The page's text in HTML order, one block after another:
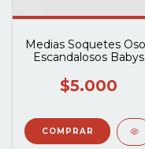
Medias Soquetes
Escandalosos Babys
$5.000